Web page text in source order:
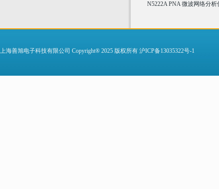
N5222A PNA 微波网络分析
上海善旭电子科技有限公司 Copyright® 2025 版权所有 沪ICP备13035322号-1